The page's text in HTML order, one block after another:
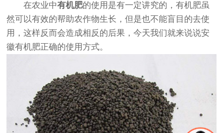
在农业中有机肥的使用是有一定讲究的，有机肥虽
然可以有效的帮助农作物生长，但是也不能盲目的去使
用，这样反而会造成相反的后果，今天我们就来说说安
徽有机肥正确的使用方式。